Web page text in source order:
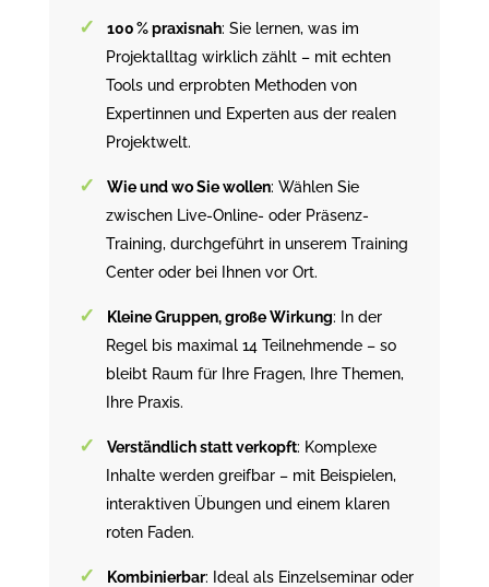
100 % praxisnah: Sie lernen, was im
Projektalltag wirklich zählt – mit echten
Tools und erprobten Methoden von
Expertinnen und Experten aus der realen
Projektwelt.
Wie und wo Sie wollen: Wählen Sie
zwischen Live-Online- oder Präsenz-
Training, durchgeführt in unserem Training
Center oder bei Ihnen vor Ort.
Kleine Gruppen, große Wirkung: In der
Regel bis maximal 14 Teilnehmende – so
bleibt Raum für Ihre Fragen, Ihre Themen,
Ihre Praxis.
Verständlich statt verkopft: Komplexe
Inhalte werden greifbar – mit Beispielen,
interaktiven Übungen und einem klaren
roten Faden.
Kombinierbar: Ideal als Einzelseminar oder